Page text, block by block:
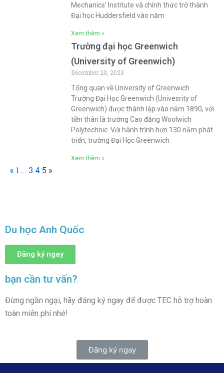
Mechanics’ Institute và chính thức trở thành
Đại học Huddersfield vào năm
Xem thêm »
Trường đại học Greenwich
(University of Greenwich)
December 20, 2023
Tổng quan về University of Greenwich
Trường Đại Học Greenwich (Univesrity of
Greenwich) được thành lập vào năm 1890, với
tiền thân là trường Cao đẳng Woolwich
Polytechnic. Với hành trình hơn 130 năm phát
triển, trường Đại Học Greenwich
Xem thêm »
« 1 … 3 4 5 »
Du học Anh Quốc
Đăng ký ngay
bạn cần tư vấn?
Đừng ngần ngại, hãy đăng ký ngay để được TEC hỗ trợ hoàn
toàn miễn phí nhé!
Đăng ký ngay